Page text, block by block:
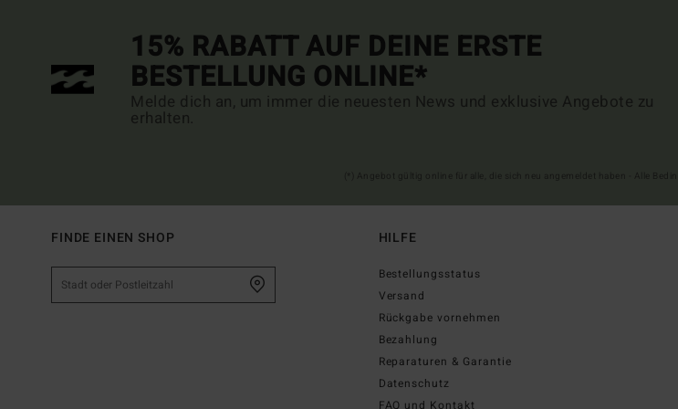
15% RABATT AUF DEINE ERSTE
BESTELLUNG ONLINE*
Melde dich an, um immer die neuesten News und exklusive Angebote zu
erhalten.
FINDE EINEN SHOP HILFE
Bestellungsstatus
Versand
Rückgabe vornehmen
Bezahlung
Reparaturen & Garantie
Datenschutz
FAQ und Kontakt